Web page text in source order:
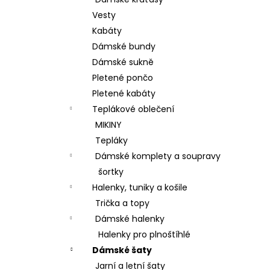
Vesty
Kabáty
Dámské bundy
Dámské sukně
Pletené pončo
Pletené kabáty
Teplákové oblečení
MIKINY
Tepláky
Dámské komplety a soupravy
šortky
Halenky, tuniky a košile
Trička a topy
Dámské halenky
Halenky pro plnoštíhlé
Dámské šaty
Jarní a letní šaty
BAVLNĚNÉ KALHOTY ALADDIN LEHKÉ A
VZDUŠNÉ K9700
499 Kč